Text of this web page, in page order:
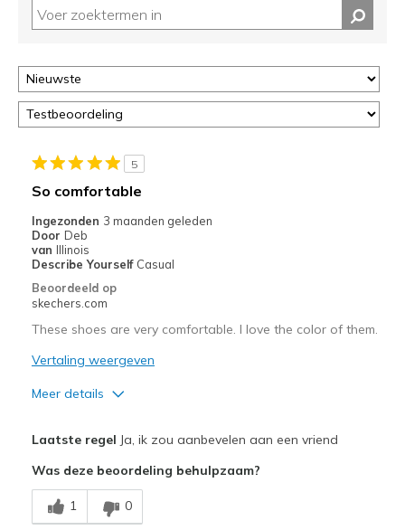
deze
of
door
<a
href="javascript:location.href=location.pathname;">hier</a>
page
met
migratiegeschiedenis
van
de
5
So comfortable
Ingezonden 3 maanden geleden
Door Deb
van Illinois
Describe Yourself Casual
Beoordeeld op
skechers.com
These shoes are very comfortable. I love the color of them.
Vertaling weergeven
Meer details
Breathe Well
Comfortable
Laatste regel Ja, ik zou aanbevelen aan een vriend
Was deze beoordeling behulpzaam?
1 0